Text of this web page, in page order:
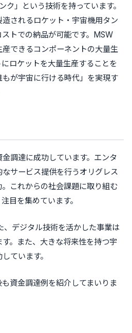
ク」
という技術を持っています。
されるロケット・宇宙機用タン
トでの納品が可能です。MSW
できるコンポーネントの大量生
ロケットを大量生産することを
が宇宙に行ける時代」を実現す
調達に成功しています。エンタ
サービス提供を行うオリグレス
これからの社会課題に取り組む
目を集めています。
デジタル技術を活かした事業は
。また、大きな将来性を持つ宇
ています。
も資金調達例を紹介してまいりま